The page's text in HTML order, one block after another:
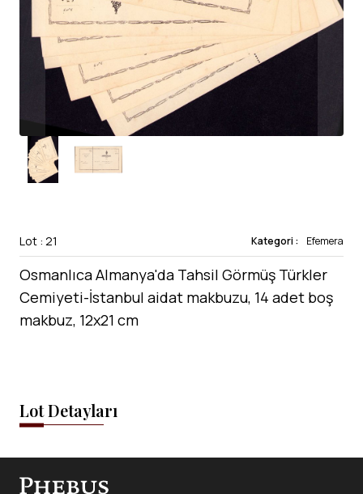
Lot : 21 Kategori : Efemera
Osmanlıca Almanya'da Tahsil Görmüş Türkler
Cemiyeti-İstanbul aidat makbuzu, 14 adet boş
makbuz, 12x21 cm
Lot Detayları